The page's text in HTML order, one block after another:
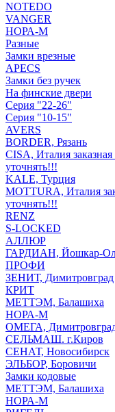
NOTEDO
VANGER
НОРА-М
Разные
Замки врезные
APECS
Замки без ручек
На финские двери
Серия "22-26"
Серия "10-15"
AVERS
BORDER, Рязань
CISA, Италия
уточнять!!!
KALE, Турция
MOTTURA, Италия
уточнять!!!
RENZ
S-LOCKED
АЛЛЮР
ГАРДИАН, Йошкар-
ПРОФИ
ЗЕНИТ, Димитровград
КРИТ
МЕТТЭМ, Балашиха
НОРА-М
ОМЕГА,
СЕЛЬМАШ. г.Киров
СЕНАТ, Новосибирск
ЭЛЬБОР, Боровичи
Замки кодовые
МЕТТЭМ, Балашиха
НОРА-М